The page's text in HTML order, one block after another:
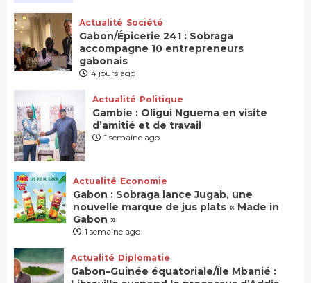
Actualité Société
Gabon/Épicerie 241 : Sobraga
accompagne 10 entrepreneurs
gabonais
4 jours ago
Actualité Politique
Gambie : Oligui Nguema en visite
d’amitié et de travail
1 semaine ago
Actualité Economie
Gabon : Sobraga lance Jugab, une
nouvelle marque de jus plats « Made in
Gabon »
1 semaine ago
Actualité Diplomatie
Gabon–Guinée équatoriale/Île Mbanié :